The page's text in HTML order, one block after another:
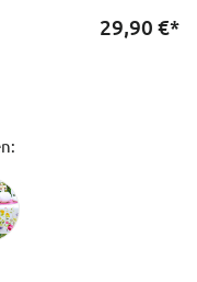
29,90 €*